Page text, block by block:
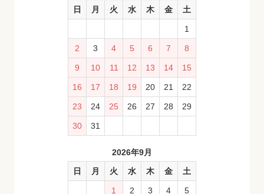
日
月 火 水 木 金 土
1
2 3 4 5 6 7 8
9 10 11 12 13 14 15
16 17 18 19 20 21 22
23 24 25 26 27 28 29
30 31
2026年9月
日
月 火 水 木 金 土
1 2 3 4 5